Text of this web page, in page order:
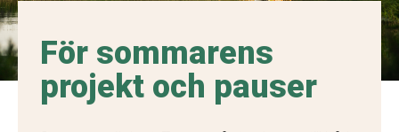
För sommarens
projekt och pauser